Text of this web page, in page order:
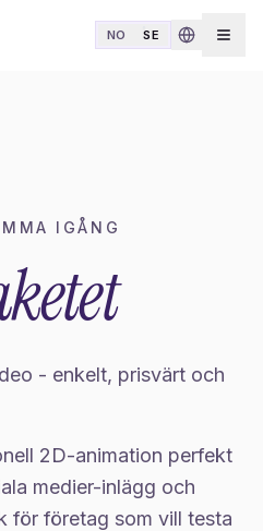
NO SE
IGÅNG
- enkelt, prisvärt och
2D-animation perfekt
medier-inlägg och
för företag som vill testa